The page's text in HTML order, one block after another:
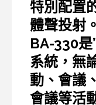
特別配置
體聲投射
BA-330
系統，無
動、會議
會議等活